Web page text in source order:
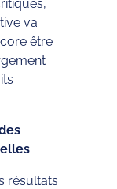
va
être
résultats